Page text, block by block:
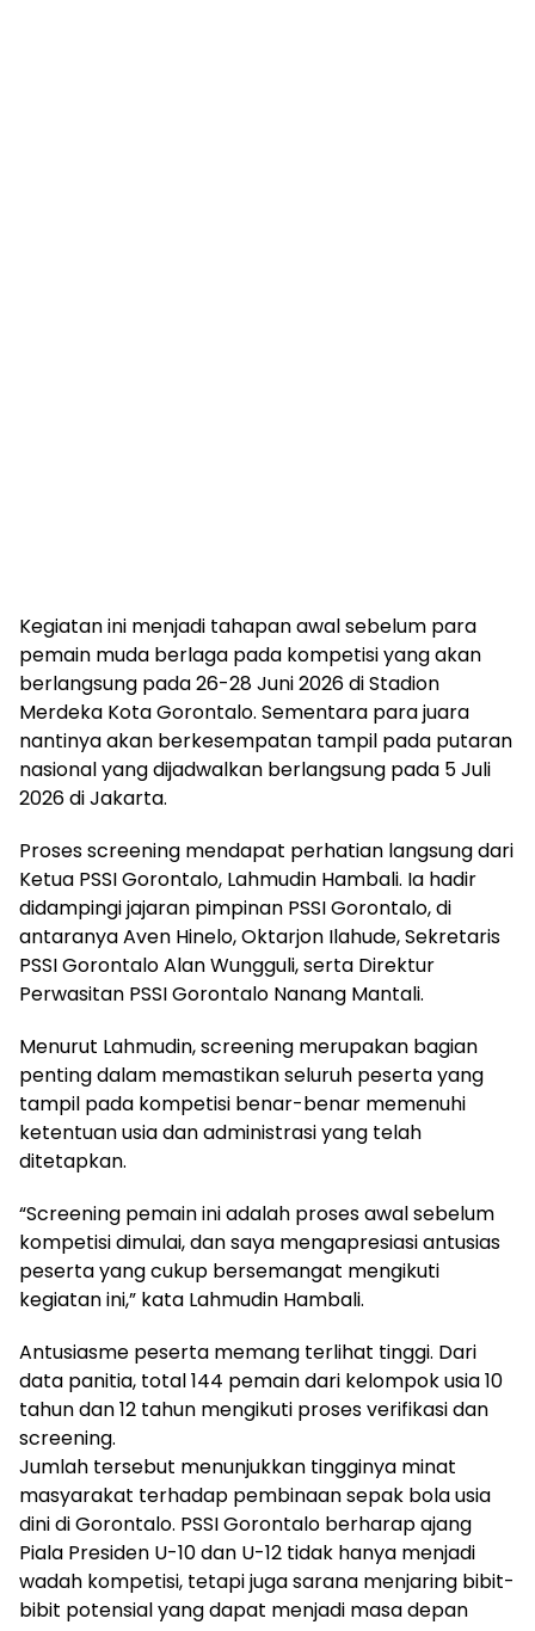
Kegiatan ini menjadi tahapan awal sebelum para
pemain muda berlaga pada kompetisi yang akan
berlangsung pada 26-28 Juni 2026 di Stadion
Merdeka Kota Gorontalo. Sementara para juara
nantinya akan berkesempatan tampil pada putaran
nasional yang dijadwalkan berlangsung pada 5 Juli
2026 di Jakarta.
Proses screening mendapat perhatian langsung dari
Ketua PSSI Gorontalo, Lahmudin Hambali. Ia hadir
didampingi jajaran pimpinan PSSI Gorontalo, di
antaranya Aven Hinelo, Oktarjon Ilahude, Sekretaris
PSSI Gorontalo Alan Wungguli, serta Direktur
Perwasitan PSSI Gorontalo Nanang Mantali.
Menurut Lahmudin, screening merupakan bagian
penting dalam memastikan seluruh peserta yang
tampil pada kompetisi benar-benar memenuhi
ketentuan usia dan administrasi yang telah
ditetapkan.
“Screening pemain ini adalah proses awal sebelum
kompetisi dimulai, dan saya mengapresiasi antusias
peserta yang cukup bersemangat mengikuti
kegiatan ini,” kata Lahmudin Hambali.
Antusiasme peserta memang terlihat tinggi. Dari
data panitia, total 144 pemain dari kelompok usia 10
tahun dan 12 tahun mengikuti proses verifikasi dan
screening.
Jumlah tersebut menunjukkan tingginya minat
masyarakat terhadap pembinaan sepak bola usia
dini di Gorontalo. PSSI Gorontalo berharap ajang
Piala Presiden U-10 dan U-12 tidak hanya menjadi
wadah kompetisi, tetapi juga sarana menjaring bibit-
bibit potensial yang dapat menjadi masa depan